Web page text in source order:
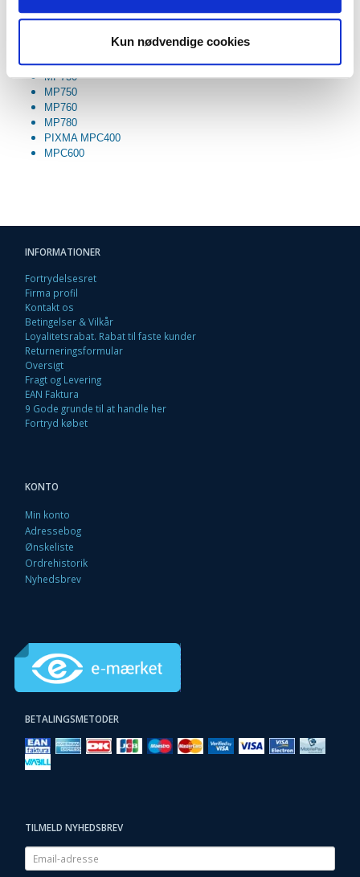
Kun nødvendige cookies
iP4000
PIXMA MP700
MP730
MP750
MP760
MP780
PIXMA MPC400
MPC600
INFORMATIONER
Fortrydelsesret
Firma profil
Kontakt os
Betingelser & Vilkår
Loyalitetsrabat. Rabat til faste kunder
Returneringsformular
Oversigt
Fragt og Levering
EAN Faktura
9 Gode grunde til at handle her
Fortryd købet
KONTO
Min konto
Adressebog
Ønskeliste
Ordrehistorik
Nyhedsbrev
BETALINGSMETODER
TILMELD NYHEDSBREV
Email-
adresse